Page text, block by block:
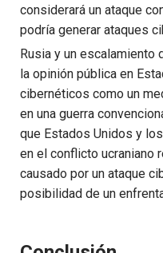
considerará un ataque
podría generar ataques
Rusia y un escalamiento
la opinión pública en
cibernéticos como un
en una guerra
que Estados Unidos y
en el conflicto ucraniano
causado por un ataque
posibilidad de un